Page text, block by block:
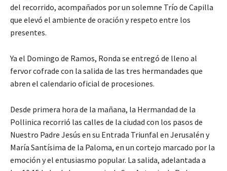
del recorrido, acompañados por un solemne Trío de Capilla
que elevó el ambiente de oración y respeto entre los
presentes.
Ya el Domingo de Ramos, Ronda se entregó de lleno al
fervor cofrade con la salida de las tres hermandades que
abren el calendario oficial de procesiones.
Desde primera hora de la mañana, la Hermandad de la
Pollinica recorrió las calles de la ciudad con los pasos de
Nuestro Padre Jesús en su Entrada Triunfal en Jerusalén y
María Santísima de la Paloma, en un cortejo marcado por la
emoción y el entusiasmo popular. La salida, adelantada a